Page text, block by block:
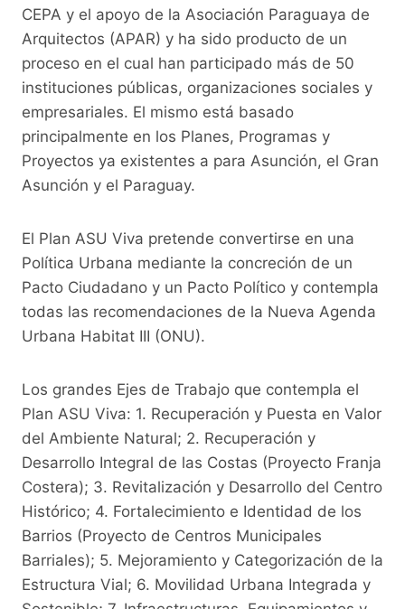
CEPA y el apoyo de la Asociación Paraguaya de
Arquitectos (APAR) y ha sido producto de un
proceso en el cual han participado más de 50
instituciones públicas, organizaciones sociales y
empresariales. El mismo está basado
principalmente en los Planes, Programas y
Proyectos ya existentes a para Asunción, el Gran
Asunción y el Paraguay.
El Plan ASU Viva pretende convertirse en una
Política Urbana mediante la concreción de un
Pacto Ciudadano y un Pacto Político y contempla
todas las recomendaciones de la Nueva Agenda
Urbana Habitat III (ONU).
Los grandes Ejes de Trabajo que contempla el
Plan ASU Viva: 1. Recuperación y Puesta en Valor
del Ambiente Natural; 2. Recuperación y
Desarrollo Integral de las Costas (Proyecto Franja
Costera); 3. Revitalización y Desarrollo del Centro
Histórico; 4. Fortalecimiento e Identidad de los
Barrios (Proyecto de Centros Municipales
Barriales); 5. Mejoramiento y Categorización de la
Estructura Vial; 6. Movilidad Urbana Integrada y